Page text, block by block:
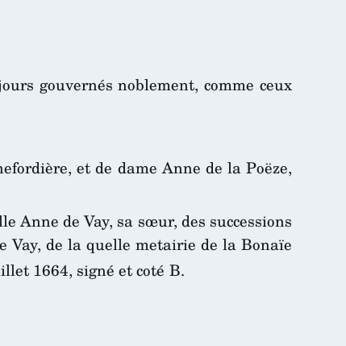
gouvernés noblement, comme ceux
et de dame Anne de la Poëze,
Anne de Vay, sa sœur, des successions
Vay, de la quelle metairie de la Bonaïe
1664, signé et coté B.